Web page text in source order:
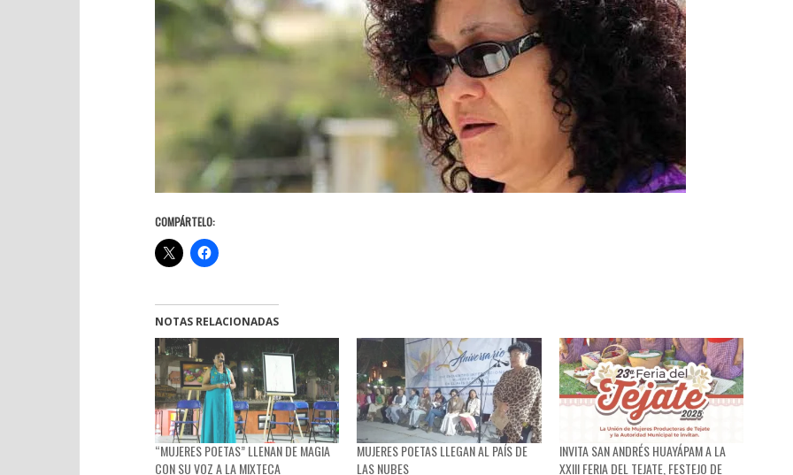
COMPÁRTELO:
NOTAS RELACIONADAS
“MUJERES POETAS” LLENAN DE MAGIA
CON SU VOZ A LA MIXTECA
MUJERES POETAS LLEGAN AL PAÍS DE
LAS NUBES
INVITA SAN ANDRÉS HUAYÁPAM A LA
XXIII FERIA DEL TEJATE, FESTEJO DE